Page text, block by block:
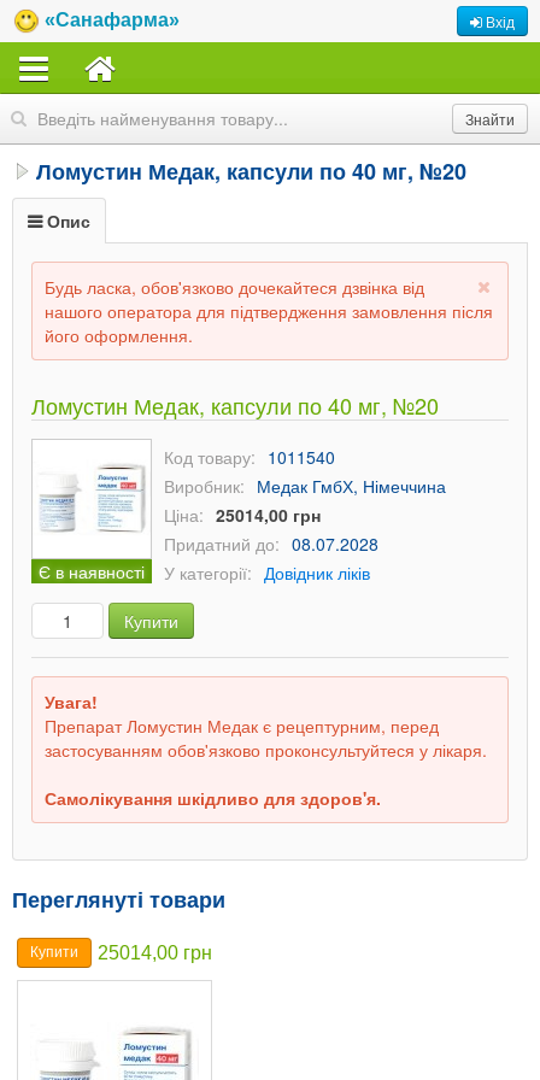
«Санафарма» Вхід
Ломустин Медак, капсули по 40 мг, №20
Опис
Будь ласка, обов'язково дочекайтеся дзвінка від
нашого оператора для підтвердження замовлення після
його оформлення.
Ломустин Медак, капсули по 40 мг, №20
Є в наявності
Код товару: 1011540
Виробник: Медак ГмбХ, Німеччина
Ціна: 25014,00 грн
Придатний до: 08.07.2028
У категорії: Довідник ліків
Купити
Увага!
Препарат Ломустин Медак є рецептурним, перед
застосуванням обов'язково проконсультуйтеся у лікаря.
Самолікування шкідливо для здоров'я.
Переглянуті товари
Купити 25014,00 грн